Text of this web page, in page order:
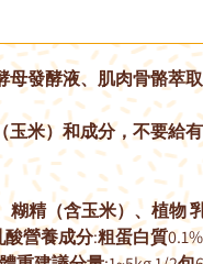
母發酵液、肌肉骨骼萃
玉米）和成分，不要給
糊精（含玉米）、植物
營養成分:粗蛋白質